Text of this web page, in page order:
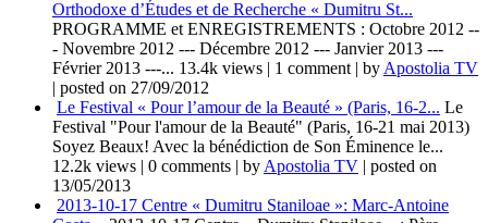
Orthodoxe d’Études et de Recherche « Dumitru St...
PROGRAMME et ENREGISTREMENTS : Octobre 2012 --
- Novembre 2012 --- Décembre 2012 --- Janvier 2013 ---
Février 2013 ---... 13.4k views | 1 comment | by Apostolia TV
| posted on 27/09/2012
Le Festival « Pour l’amour de la Beauté » (Paris, 16-2... Le
Festival "Pour l'amour de la Beauté" (Paris, 16-21 mai 2013)
Soyez Beaux! Avec la bénédiction de Son Éminence le...
12.2k views | 0 comments | by Apostolia TV | posted on
13/05/2013
2013-10-17 Centre « Dumitru Staniloae »: Marc-Antoine